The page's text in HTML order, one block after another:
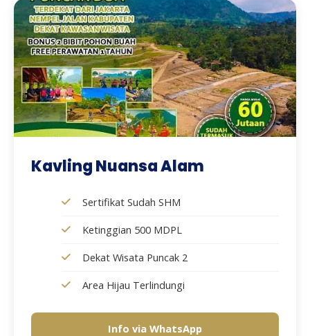
Kavling Nuansa Alam
Sertifikat Sudah SHM
Ketinggian 500 MDPL
Dekat Wisata Puncak 2
Area Hijau Terlindungi
Info via WhatsApp